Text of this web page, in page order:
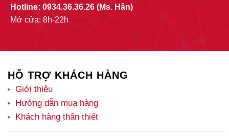
Hotline: 0934.36.36.26 (Ms. Hân)
Mở cửa: 8h-22h
HỖ TRỢ KHÁCH HÀNG
Giới thiệu
Hướng dẫn mua hàng
Khách hàng thân thiết